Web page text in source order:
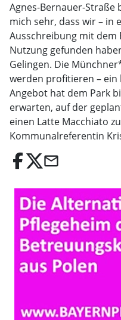
Agnes-Bernauer-Straße
mich sehr, dass wir – in
Ausschreibung mit dem
Nutzung gefunden
Gelingen. Die
werden profitieren – ein
Angebot hat dem Park
erwarten, auf der
einen Latte Macchiato
Kommunalreferentin
email